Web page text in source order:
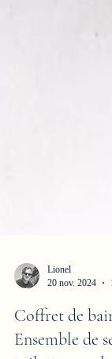
20 nov. 2024
Coffret de